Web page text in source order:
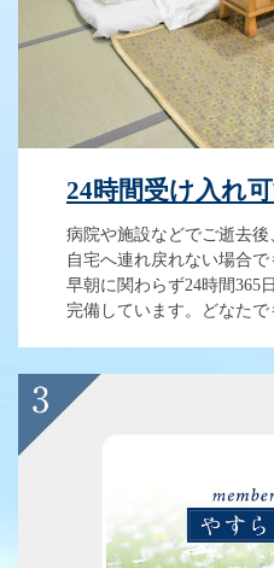
24時間受け入れ
病院や施設などでご逝去
自宅へ連れ戻れない場合
早朝に関わらず24時間365
完備しています。どなたで